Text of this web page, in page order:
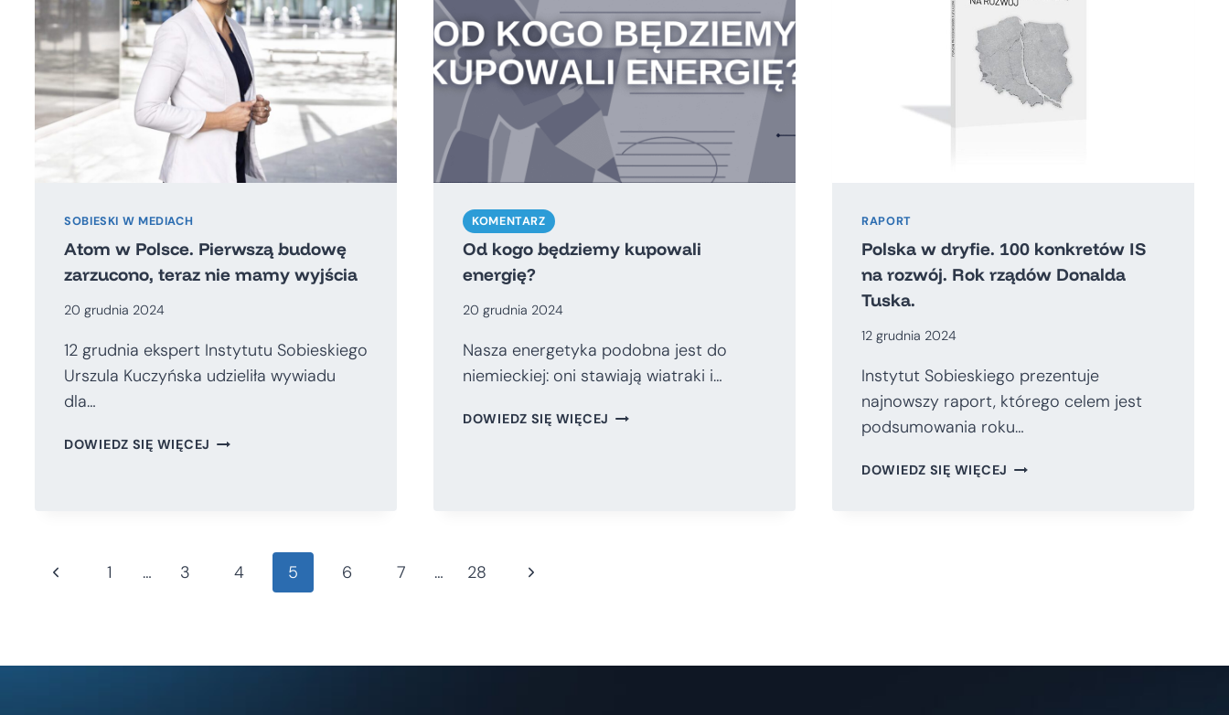
SOBIESKI W MEDIACH
Atom w Polsce. Pierwszą budowę
zarzucono, teraz nie mamy wyjścia
20 grudnia 2024
12 grudnia ekspert Instytutu Sobieskiego
Urszula Kuczyńska udzieliła wywiadu
dla…
DOWIEDZ SIĘ WIĘCEJ ATOM
TERAZ
KOMENTARZ
Od kogo będziemy kupowali
energię?
20 grudnia 2024
Nasza energetyka podobna jest do
niemieckiej: oni stawiają wiatraki i…
DOWIEDZ SIĘ WIĘCEJ OD
RAPORT
Polska w dryfie. 100 konkretów IS
na rozwój. Rok rządów Donalda
Tuska.
12 grudnia 2024
Instytut Sobieskiego prezentuje
najnowszy raport, którego celem jest
podsumowania roku…
DOWIEDZ SIĘ WIĘCEJ POLSKA
Nawigacja
Poprzednia
1 … 3 4 5 6 7 … 28
Następna